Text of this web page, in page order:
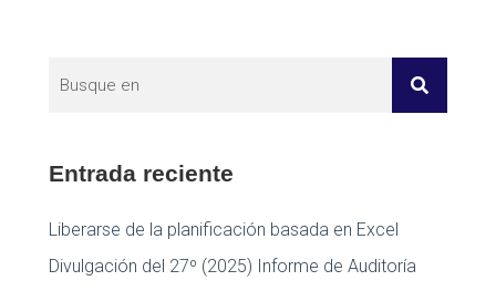
Entrada reciente
Liberarse de la planificación basada en Excel
Divulgación del 27º (2025) Informe de Auditoría